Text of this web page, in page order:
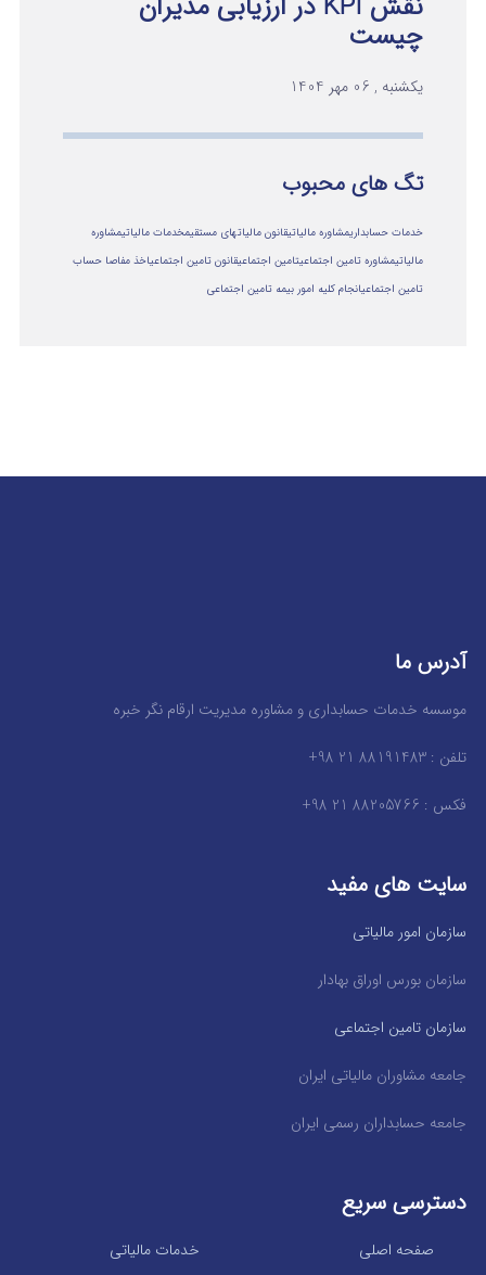
چیست
یکشنبه , 06 مهر 1404
تگ های محبوب
خدمات حسابداریمشاوره مالیاتیقانون مالیاتهای مستقیمخدمات مالیاتیمشاوره
مالياتيمشاوره تامین اجتماعیتامین اجتماعیقانون تامین اجتماعیاخذ مفاصا حساب
تامین اجتماعیانجام کلیه امور بیمه تامین اجتماعی
آدرس ما
موسسه خدمات حسابداری و مشاوره مدیریت ارقام نگر خبره
تلفن : 88191483 21 98+
فکس : 88205766 21 98+
سایت های مفید
سازمان امور مالیاتی
سازمان بورس اوراق بهادار
سازمان تامین اجتماعی
جامعه مشاوران مالیاتی ایران
جامعه حسابداران رسمی ایران
دسترسی سریع
خدمات مالیاتی صفحه اصلی